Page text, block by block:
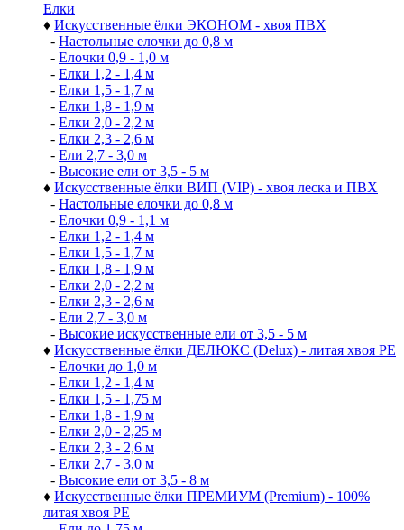
Елки
♦ Искусственные ёлки ЭКОНОМ - хвоя ПВХ
- Настольные елочки до 0,8 м
- Елочки 0,9 - 1,0 м
- Елки 1,2 - 1,4 м
- Елки 1,5 - 1,7 м
- Елки 1,8 - 1,9 м
- Елки 2,0 - 2,2 м
- Елки 2,3 - 2,6 м
- Ели 2,7 - 3,0 м
- Высокие ели от 3,5 - 5 м
♦ Искусственные ёлки ВИП (VIP) - хвоя леска и ПВХ
- Настольные елочки до 0,8 м
- Елочки 0,9 - 1,1 м
- Елки 1,2 - 1,4 м
- Елки 1,5 - 1,7 м
- Елки 1,8 - 1,9 м
- Елки 2,0 - 2,2 м
- Елки 2,3 - 2,6 м
- Ели 2,7 - 3,0 м
- Высокие искусственные ели от 3,5 - 5 м
♦ Искусственные ёлки ДЕЛЮКС (Delux) - литая хвоя РЕ
- Елочки до 1,0 м
- Елки 1,2 - 1,4 м
- Елки 1,5 - 1,75 м
- Елки 1,8 - 1,9 м
- Елки 2,0 - 2,25 м
- Елки 2,3 - 2,6 м
- Елки 2,7 - 3,0 м
- Высокие ели от 3,5 - 8 м
♦ Искусственные ёлки ПРЕМИУМ (Premium) - 100%
литая хвоя РЕ